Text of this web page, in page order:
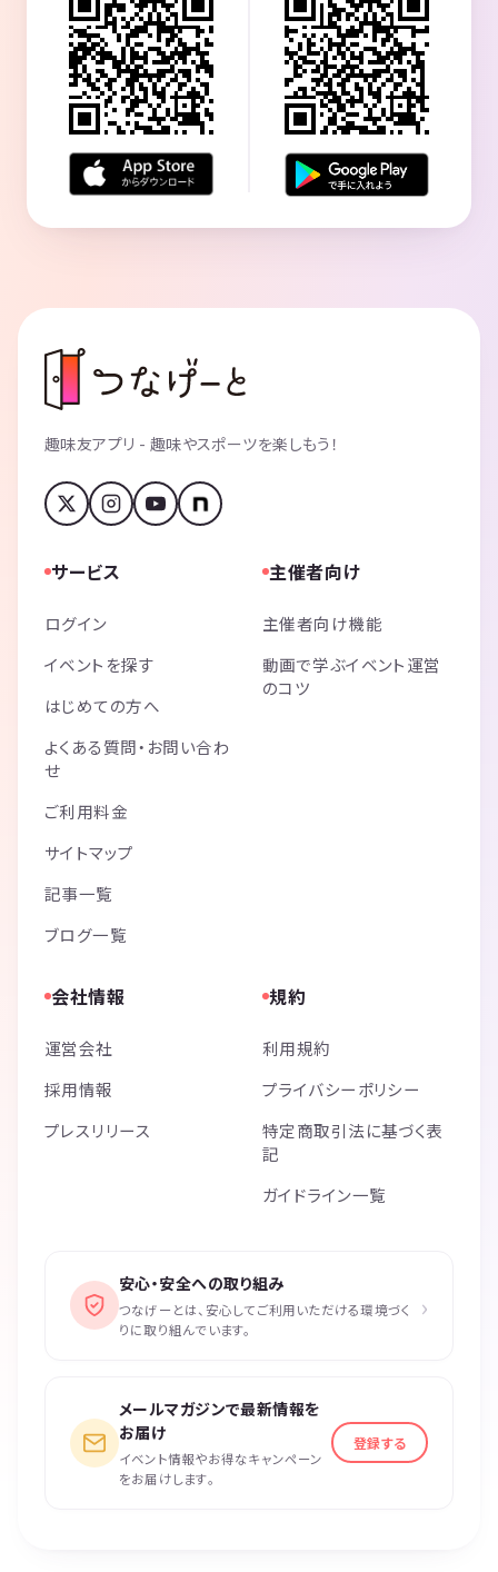
趣味友アプリ - 趣味やスポーツを楽しもう！
サービス
ログイン
イベントを探す
はじめての方へ
よくある質問・お問い合わ
せ
ご利用料金
サイトマップ
記事一覧
ブログ一覧
主催者向け
主催者向け機能
動画で学ぶイベント運営
のコツ
会社情報
運営会社
採用情報
プレスリリース
規約
利用規約
プライバシーポリシー
特定商取引法に基づく表
記
ガイドライン一覧
安心・安全への取り組み
つなげーとは、安心してご利用いただける環境づく
りに取り組んでいます。
›
メールマガジンで最新情報を
お届け
イベント情報やお得なキャンペーン
をお届けします。
登録する